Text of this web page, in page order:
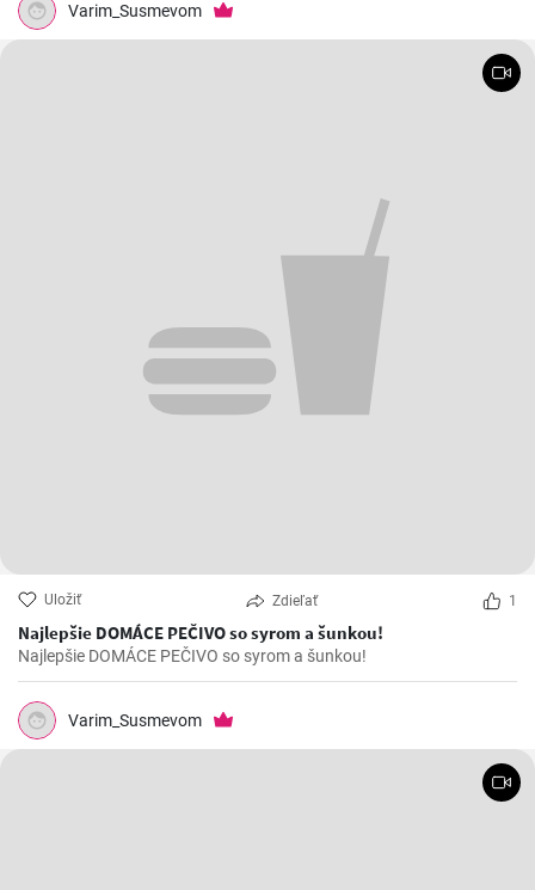
Varim_Susmevom
Uložiť Zdieľať 1
Najlepšie DOMÁCE PEČIVO so syrom a šunkou!
Najlepšie DOMÁCE PEČIVO so syrom a šunkou!
Varim_Susmevom